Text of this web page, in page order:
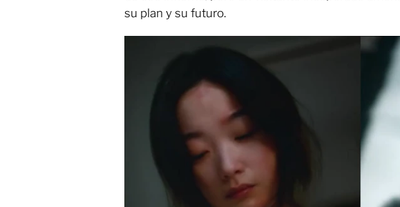
su plan y su futuro.